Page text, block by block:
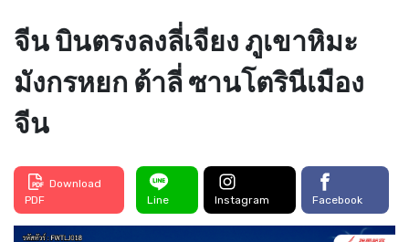
จีน บินตรงลงลี่เจียง ภูเขาหิมะ
มังกรหยก ต้าลี่ ซานโตรินีเมือง
จีน
Download
PDF
Line Instagram Facebook